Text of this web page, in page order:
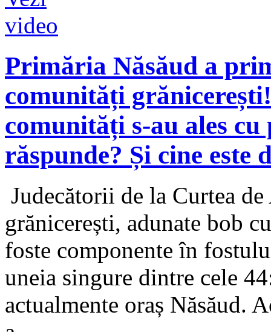
Primăria Năsăud a
comunități
comunități s-au ales
răspunde? Și cine este
Judecătorii de la Curtea
grănicerești, adunate bob
foste componente în
uneia singure dintre cele
actualmente oraș Năsăud.